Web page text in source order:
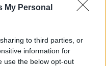
My Personal
to third parties, or
information for
use the below opt-out